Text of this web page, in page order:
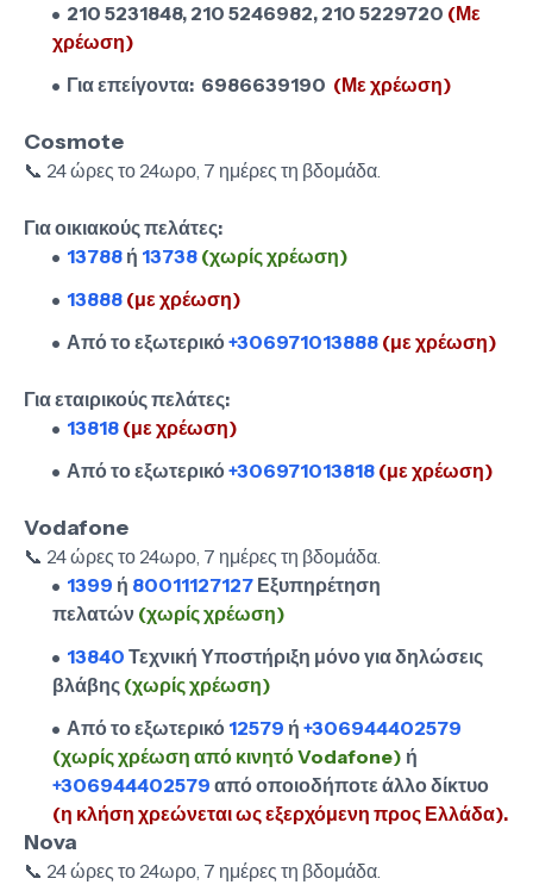
210 5231848, 210 5246982, 210 5229720 (Με
χρέωση)
Για επείγοντα: 6986639190 (Με χρέωση)
Cosmote
📞 24 ώρες το 24ωρο, 7 ημέρες τη βδομάδα.
Για οικιακούς πελάτες:
13788 ή 13738 (χωρίς χρέωση)
13888 (με χρέωση)
Από το εξωτερικό+306971013888 (με χρέωση)
Για εταιρικούς πελάτες:
13818 (με χρέωση)
Από το εξωτερικό+306971013818 (με χρέωση)
Vodafone
📞 24 ώρες το 24ωρο, 7 ημέρες τη βδομάδα.
1399 ή 80011127127 Εξυπηρέτηση
πελατών (χωρίς χρέωση)
13840 Τεχνική Υποστήριξη μόνο για δηλώσεις
βλάβης (χωρίς χρέωση)
Από το εξωτερικό 12579 ή +306944402579
(χωρίς χρέωση από κινητό Vodafone) ή
+306944402579 από οποιοδήποτε άλλο δίκτυο
(η κλήση χρεώνεται ως εξερχόμενη προς Ελλάδα).
Nova
📞 24 ώρες το 24ωρο, 7 ημέρες τη βδομάδα.